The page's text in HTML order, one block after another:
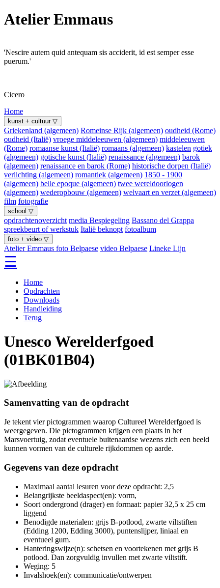
Atelier Emmaus
'Nescire autem quid antequam sis acciderit, id est semper esse
puerum.'
Cicero
Home
kunst + cultuur ▽
Griekenland (algemeen) Romeinse Rijk (algemeen) oudheid (Rome)
oudheid (Italië) vroege middeleeuwen (algemeen) middeleeuwen
(Rome) romaanse kunst (Italië) romaans (algemeen) kastelen gotiek
(algemeen) gotische kunst (Italië) renaissance (algemeen) barok
(algemeen) renaissance en barok (Rome) historische dorpen (Italië)
verlichting (algemeen) romantiek (algemeen) 1850 - 1900
(algemeen) belle epoque (algemeen) twee wereldoorlogen
(algemeen) wederopbouw (algemeen) welvaart en verzet (algemeen)
film fotografie
school ▽
opdrachtenoverzicht media Bespiegeling Bassano del Grappa
spreekbeurt of werkstuk Italië beknopt fotoalbum
foto + video ▽
Atelier Emmaus foto Belpaese video Belpaese Lineke Lijn
☰
Home
Opdrachten
Downloads
Handleiding
Terug
Unesco Werelderfgoed
(01BK01B04)
Samenvatting van de opdracht
Je tekent vier pictogrammen waarop Cultureel Werelderfgoed is
weergegeven. Die pictogrammen krijgen een plaats in het
Marsvoertuig, zodat eventuele buitenaardse wezens zich een beeld
kunnen vormen van de culturele rijkdommen op aarde.
Gegevens van deze opdracht
Maximaal aantal lesuren voor deze opdracht: 2,5
Belangrijkste beeldaspect(en): vorm,
Soort ondergrond (drager) en formaat: papier 32,5 x 25 cm
liggend
Benodigde materialen: grijs B-potlood, zwarte viltstiften
(Edding 1200, Edding 3000), puntenslijper, liniaal en
eventueel gum.
Hanteringswijze(n): schetsen en voortekenen met grijs B
potlood. Dan zorgvuldig invullen met zwarte viltstift.
Weging: 5
Invalshoek(en): communicatie/ontwerpen